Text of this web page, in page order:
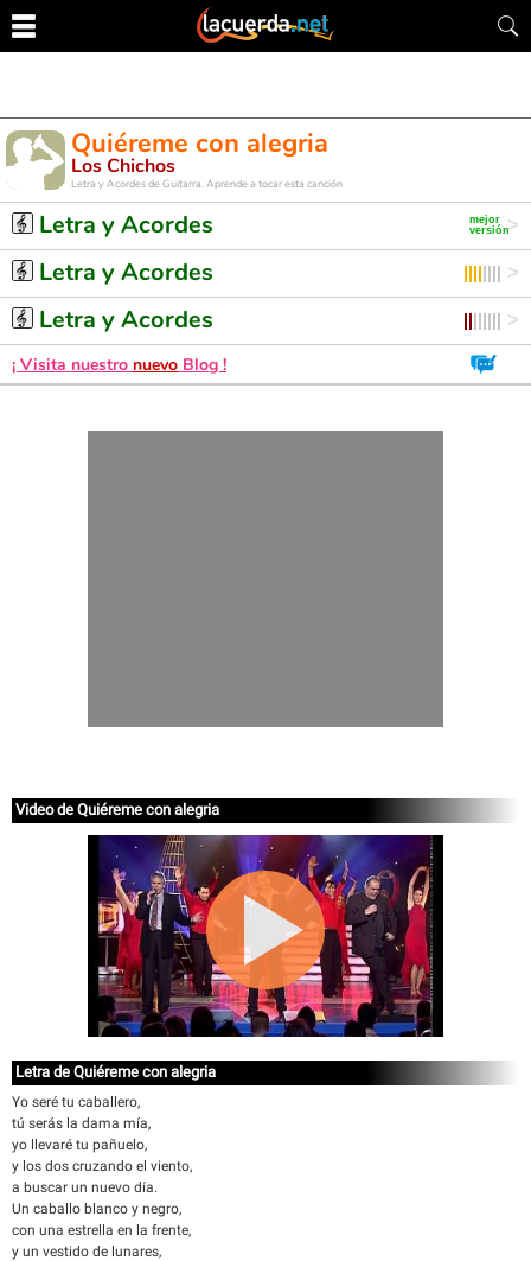
Quiéreme con alegria
Los Chichos
Letra y Acordes de Guitarra. Aprende a tocar esta canción
Letra y Acordes
Letra y Acordes
Letra y Acordes
¡ Visita nuestro nuevo Blog !
Video de Quiéreme con alegria
Letra de Quiéreme con alegria
Yo seré tu caballero,
tú serás la dama mía,
yo llevaré tu pañuelo,
y los dos cruzando el viento,
a buscar un nuevo día.
Un caballo blanco y negro,
con una estrella en la frente,
y un vestido de lunares,